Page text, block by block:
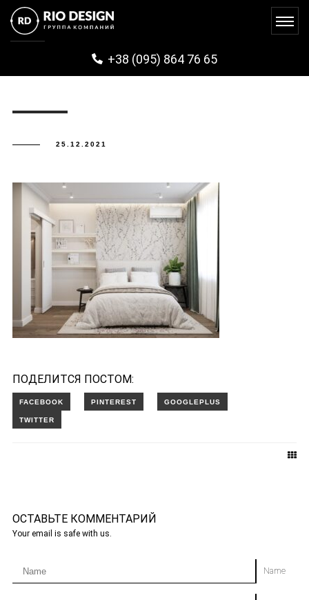
+38 (095) 864 76 65
PHOTO_2021-09-30_14-59-32
25.12.2021
ПОДЕЛИТСЯ ПОСТОМ:
ОСТАВЬТЕ КОММЕНТАРИЙ
Your email is safe with us.
Name